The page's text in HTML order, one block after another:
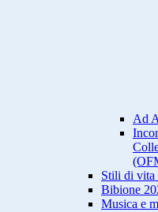
Ad
Stili di vita
Bibione
Musica e